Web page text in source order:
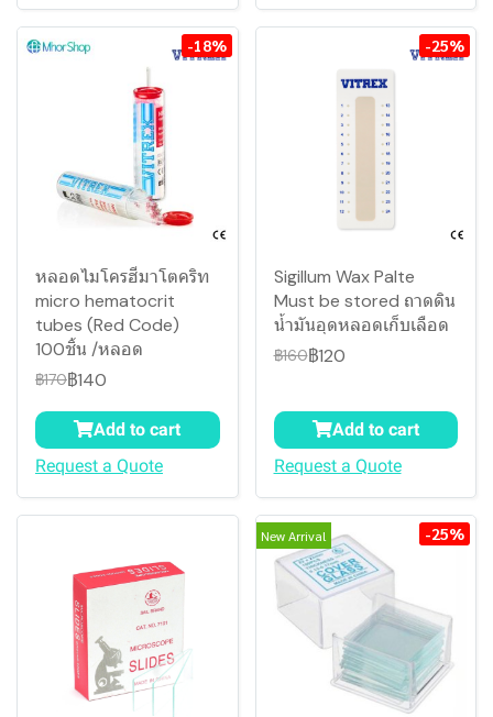
-18%
หลอดไมโครฮีมาโตคริท
micro hematocrit
tubes (Red Code)
100ชิ้น /หลอด
฿170฿140
Add to cart
Request a Quote
-25%
Sigillum Wax Palte
Must be stored ถาดดิน
น้ำมันอุดหลอดเก็บเลือด
฿160฿120
Add to cart
Request a Quote
New Arrival -25%